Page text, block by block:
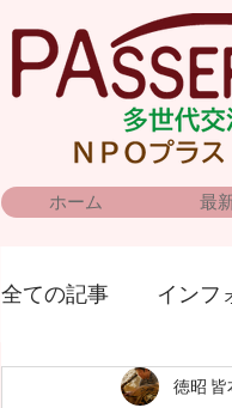
ホーム 最
全ての記事 インフ
徳昭 皆